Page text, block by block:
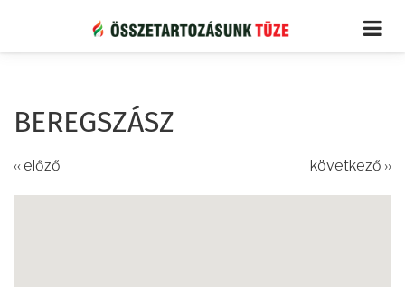
tartalomra
BEREGSZÁSZ
‹‹ előző következő ››